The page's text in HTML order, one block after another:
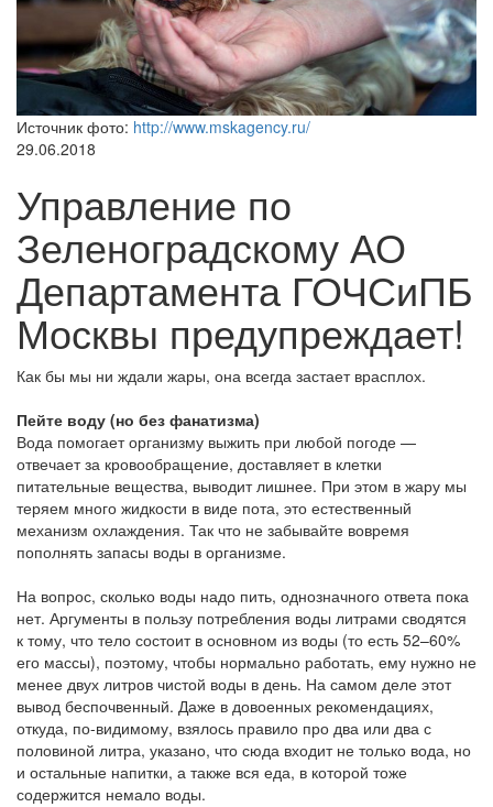
Источник фото: http://www.mskagency.ru/
29.06.2018
Управление по
Зеленоградскому АО
Департамента ГОЧСиПБ
Москвы предупреждает!
Как бы мы ни ждали жары, она всегда застает врасплох.
Пейте воду (но без фанатизма)
Вода помогает организму выжить при любой погоде —
отвечает за кровообращение, доставляет в клетки
питательные вещества, выводит лишнее. При этом в жару мы
теряем много жидкости в виде пота, это естественный
механизм охлаждения. Так что не забывайте вовремя
пополнять запасы воды в организме.
На вопрос, сколько воды надо пить, однозначного ответа пока
нет. Аргументы в пользу потребления воды литрами сводятся
к тому, что тело состоит в основном из воды (то есть 52–60%
его массы), поэтому, чтобы нормально работать, ему нужно не
менее двух литров чистой воды в день. На самом деле этот
вывод беспочвенный. Даже в довоенных рекомендациях,
откуда, по-видимому, взялось правило про два или два с
половиной литра, указано, что сюда входит не только вода, но
и остальные напитки, а также вся еда, в которой тоже
содержится немало воды.